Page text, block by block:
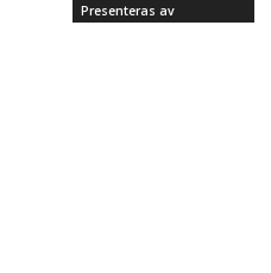
Presenteras av